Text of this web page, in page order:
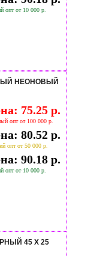
опт от 10 000 р.
НЕОНОВЫЙ
75.25 р.
опт от 100 000 р.
80.52 р.
опт от 50 000 р.
90.18 р.
опт от 10 000 р.
45 Х 25